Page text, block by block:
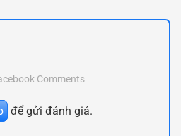
Comments
để gửi đánh giá.